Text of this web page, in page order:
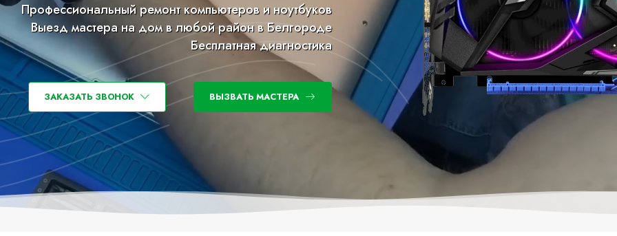
Профессиональный ремонт компьютеров и ноутбуков
Выезд мастера на дом в любой район в Белгороде
Бесплатная диагностика
ЗАКАЗАТЬ ЗВОНОК ВЫЗВАТЬ МАСТЕРА